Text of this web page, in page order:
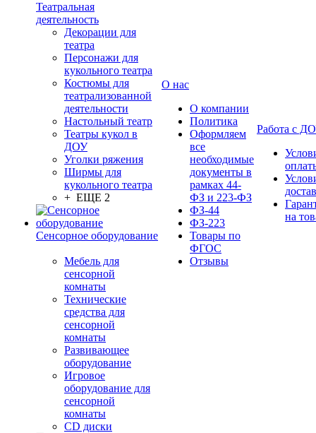
Театральная
деятельность
Декорации для
театра
Персонажи для
кукольного театра
Костюмы для
театрализованной
деятельности
Настольный театр
Театры кукол в
ДОУ
Уголки ряжения
Ширмы для
кукольного театра
+ ЕЩЕ 2
Сенсорное оборудование
Мебель для
сенсорной
комнаты
Технические
средства для
сенсорной
комнаты
Развивающее
оборудование
Игровое
оборудование для
сенсорной
комнаты
CD диски
О нас
О компании
Политика
Оформляем
все
необходимые
документы в
рамках 44-
ФЗ и 223-ФЗ
ФЗ-44
ФЗ-223
Товары по
ФГОС
Отзывы
Работа с
на